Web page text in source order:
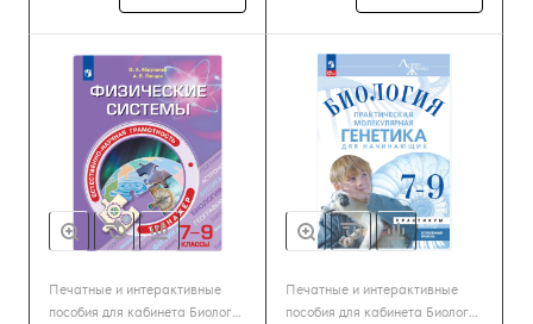
Печатные и интерактивные
пособия для кабинета Биологии
Печатные и интерактивные
пособия для кабинета Биологии